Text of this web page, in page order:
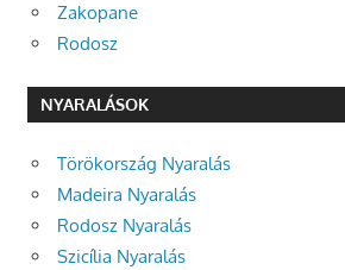
Zakopane
Rodosz
NYARALÁSOK
Törökország Nyaralás
Madeira Nyaralás
Rodosz Nyaralás
Szicília Nyaralás